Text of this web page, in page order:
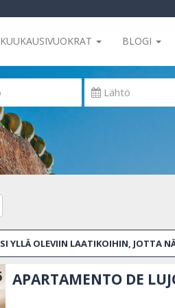
KUUKAUSIVUOKRAT BLOGI
YLLÄ OLEVIIN LAATIKOIHIN, JOTTA
APARTAMENTO DE